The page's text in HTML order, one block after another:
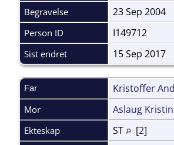
Begravelse 23 Sep 2004
Person ID I149712
Sist endret 15 Sep 2017
Far Kristoffer
Mor Aslaug
Ekteskap ST [2]